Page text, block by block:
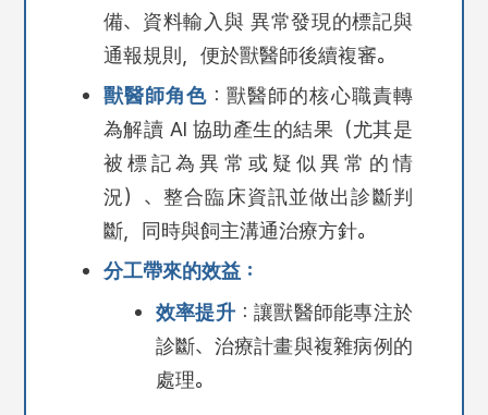
備、資料輸入與 異常發現的標記與
通報規則，便於獸醫師後續複審。
獸醫師角色 ：獸醫師的核心職責轉
為解讀 AI 協助產生的結果（尤其是
被標記為異常或疑似異常的情
況）、整合臨床資訊並做出診斷判
斷，同時與飼主溝通治療方針。
分工帶來的效益：
效率提升：讓獸醫師能專注於
診斷、治療計畫與複雜病例的
處理。